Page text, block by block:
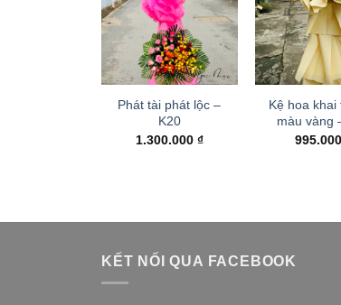
Phát tài phát lộc –
K20
1.300.000 ₫
Kệ hoa khai
màu vàng
KẾT NỐI QUA FACEBOOK